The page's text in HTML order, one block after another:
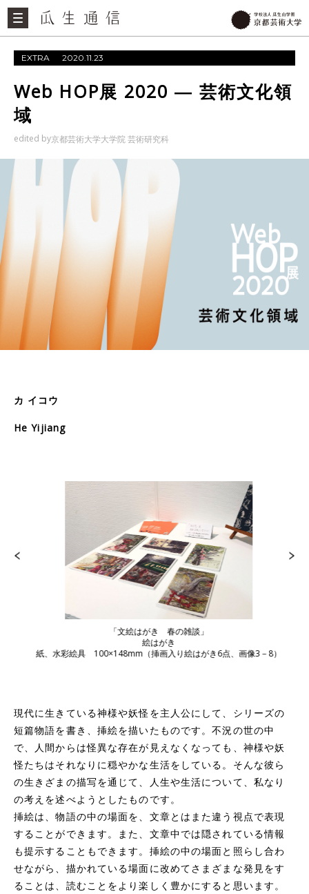
EXTRA 2020.11.23
Web HOP展 2020 ― 芸術文化領
域
edited by京都芸術大学大学院 芸術研究科
カ イコウ
He Yijiang
文絵はがき 春の雑談」
絵はがき
紙、水彩絵具
100×148mm（挿画入り絵はがき6点、画像3－8）
現代に生きている神様や妖怪を主人公にして、シリーズの
短篇物語を書き、挿絵を描いたものです。不況の世の中
で、人間からは怪異な存在が見えなくなっても、神様や妖
怪たちはそれなりに穏やかな生活をしている。そんな彼ら
の生きざまの描写を通じて、人生や生活について、私なり
の考えを述べようとしたものです。
挿絵は、物語の中の場面を、文章とはまた違う視点で表現
することができます。また、文章中では隠されている情報
も提示することもできます。挿絵の中の場面と照らし合わ
せながら、描かれている場面に改めてさまざまな発見をす
ることは、読むことをより楽しく豊かにすると思います。